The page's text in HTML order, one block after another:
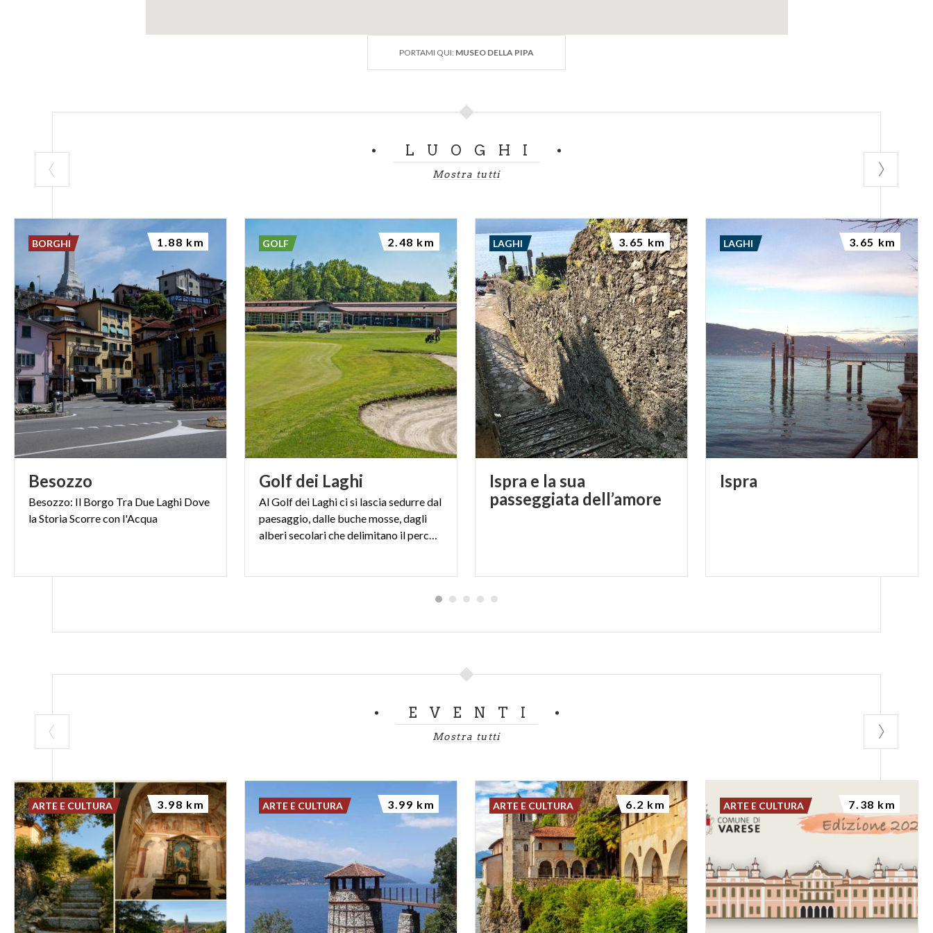
PORTAMI QUI: MUSEO DELLA PIPA
LUOGHI
Mostra tutti
Besozzo
Besozzo: Il Borgo Tra Due Laghi Dove
laStoriaScorrecon l'Acqua
BORGHI 1.88 km
Golf dei Laghi
Al Golf dei Laghi ci si lascia sedurre dal
paesaggio, dalle buche mosse, dagli
alberi secolari che delimitano il percorso.
GOLF 2.48 km
Ispra e la sua
passeggiata dell’amore
LAGHI 3.65 km
Ispra
LAGHI 3.65 km
EVENTI
Mostra tutti
ARTE E CULTURA 3.98 km ARTE E CULTURA 3.99 km ARTE E CULTURA 6.2 km ARTE E CULTURA 7.38 km